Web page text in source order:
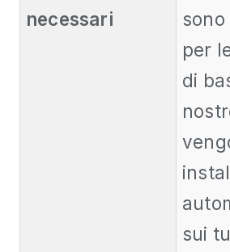
necessari
per
di
sui